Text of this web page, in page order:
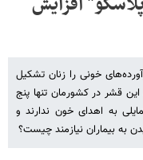
خونی را زنان تشکیل
قشر در کشورمان تنها پنج
به اهدای خون ندارند و
به بیماران نیازمند چیست؟